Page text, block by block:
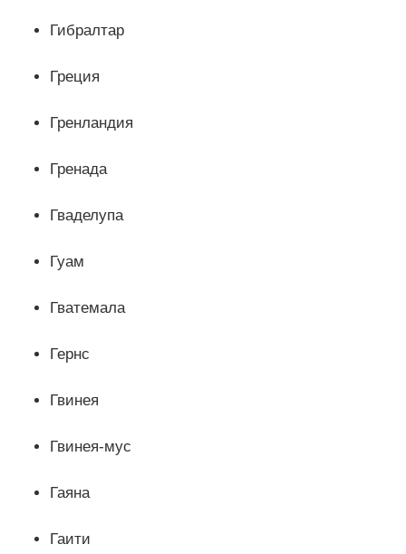
Гибралтар
Греция
Гренландия
Гренада
Гваделупа
Гуам
Гватемала
Гернс
Гвинея
Гвинея-мус
Гаяна
Гаити